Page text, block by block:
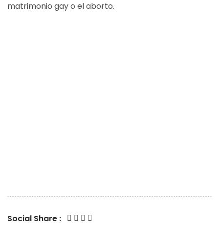
matrimonio gay o el aborto.
Social Share :